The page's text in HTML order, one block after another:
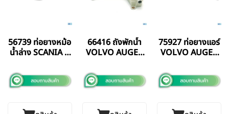
56739 ท่อยางหม้อ
น้ำล่าง SCANIA P
GERMANY แท้
66416 ถังพักน้ำ
VOLVO AUGER
75927 ท่อยางแอร์
VOLVO AUGER